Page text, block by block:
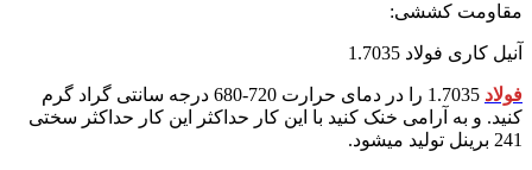
مقاومت کششی:
آنیل کاری فولاد 1.7035
فولاد
1.7035 را در دمای حرارت 720-680 درجه سانتی گراد گرم
کنید. و به آرامی خنک کنید با این کار حداکثر این کار حداکثر سختی
241 برینل تولید میشود.